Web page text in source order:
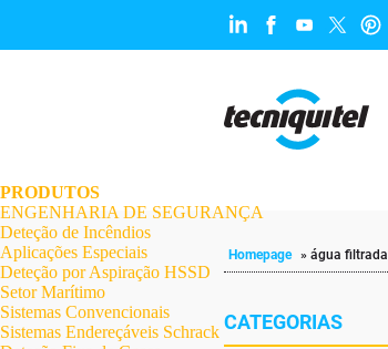
PRODUTOS
ENGENHARIA DE SEGURANÇA
Deteção de Incêndios
Aplicações Especiais
Deteção por Aspiração HSSD
Setor Marítimo
Sistemas Convencionais
Sistemas Endereçáveis Schrack
Homepage » água filtrada
CATEGORIAS